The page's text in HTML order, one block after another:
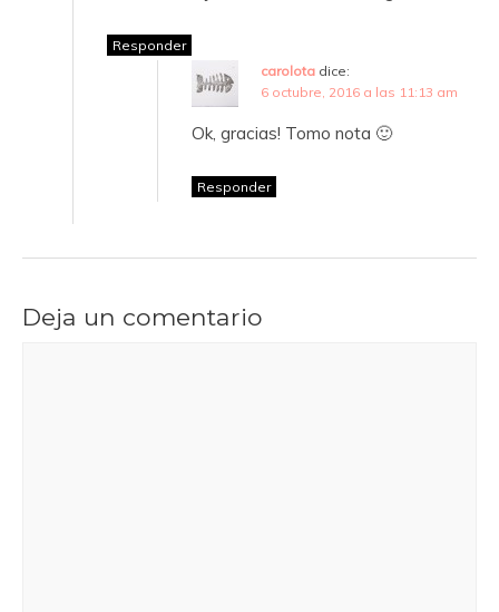
Responder
carolota dice:
6 octubre, 2016 a las 11:13 am
Ok, gracias! Tomo nota 🙂
Responder
Deja un comentario